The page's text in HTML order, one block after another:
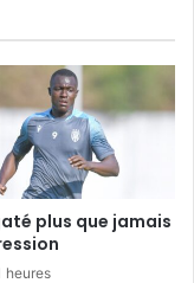
plus que jamais
heures